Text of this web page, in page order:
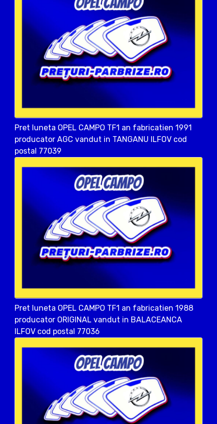
Pret luneta OPEL CAMPO TF1 an fabricatien 1991
producator AGC vandut in TANGANU ILFOV cod
postal 77039
Pret luneta OPEL CAMPO TF1 an fabricatien 1988
producator ORIGINAL vandut in BALACEANCA
ILFOV cod postal 77036